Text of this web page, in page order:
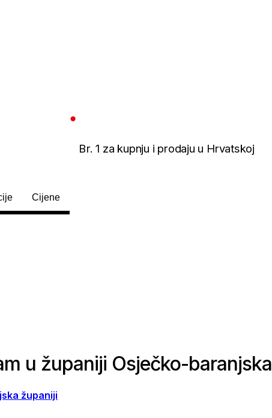
Br. 1 za kupnju i prodaju u Hrvatskoj
Cijene
u županiji Osječko-baranjska
županiji